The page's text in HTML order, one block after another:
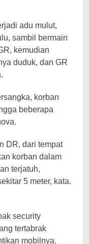
adu mulut,
sambil bermain
kemudian
duduk, dan GR
korban
beberapa
DR, dari tempat
korban dalam
terjatuh,
5 meter, kata.
security
tertabrak
mobilnya.